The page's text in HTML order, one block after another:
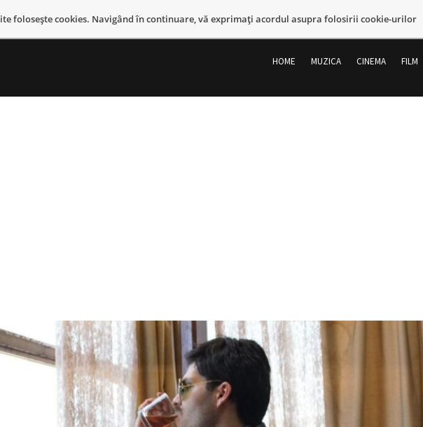
foloseşte cookies. Navigând în continuare, vă exprimaţi acordul asupra folosirii cookie-urilor
conținut
HOME MUZICA CINEMA FILM